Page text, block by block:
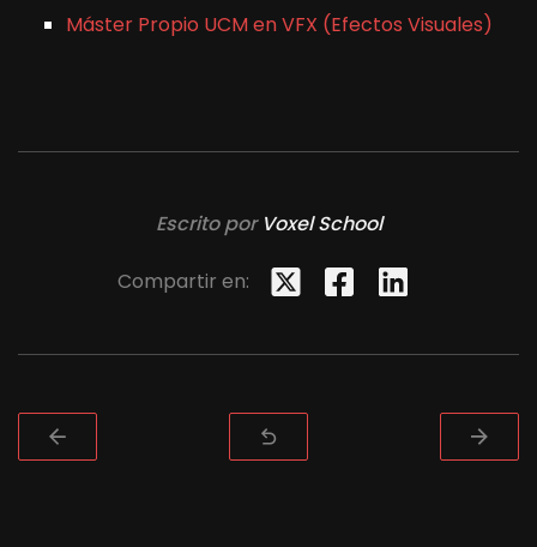
Máster Propio UCM en VFX (Efectos Visuales)
Escrito por Voxel School
Compartir en: